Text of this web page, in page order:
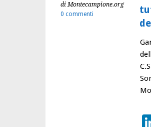
di Montecampione.org
0 commenti